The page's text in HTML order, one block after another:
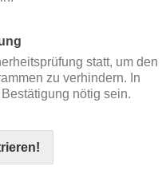
statt, um den
zu verhindern. In
nötig sein.